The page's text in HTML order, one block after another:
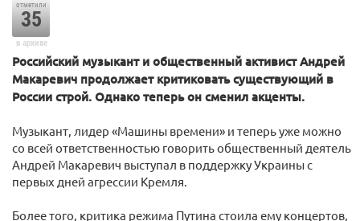
отметили
35
в архиве
Российский музыкант и общественный активист Андрей
Макаревич продолжает критиковать существующий в
России строй. Однако теперь он сменил акценты.
Музыкант, лидер «Машины времени» и теперь уже можно
со всей ответственностью говорить общественный деятель
Андрей Макаревич выступал в поддержку Украины с
первых дней агрессии Кремля.
Более того, критика режима Путина стоила ему концертов,